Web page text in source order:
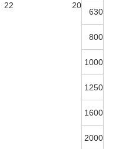
20
22
630
800
1000
1250
1600
2000